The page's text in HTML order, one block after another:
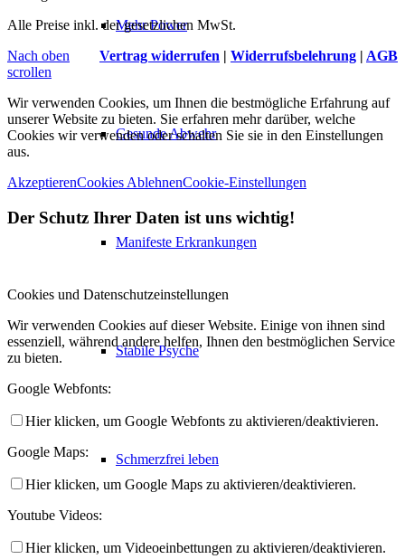
Mehr Power
Gesunde Abwehr
Manifeste Erkrankungen
Stabile Psyche
Schmerzfrei leben
Alle Preise inkl. der gesetzlichen MwSt.
Vertrag widerrufen | Widerrufsbelehrung | AGB
Nach oben
scrollen
Wir verwenden Cookies, um Ihnen die bestmögliche Erfahrung auf
unserer Website zu bieten. Sie erfahren mehr darüber, welche
Cookies wir verwenden oder schalten Sie sie in den Einstellungen
aus.
AkzeptierenCookies AblehnenCookie-Einstellungen
Der Schutz Ihrer Daten ist uns wichtig!
Cookies und Datenschutzeinstellungen
Wir verwenden Cookies auf dieser Website. Einige von ihnen sind
essenziell, während andere helfen, Ihnen den bestmöglichen Service
zu bieten.
Google Webfonts:
Hier klicken, um Google Webfonts zu aktivieren/deaktivieren.
Google Maps:
Hier klicken, um Google Maps zu aktivieren/deaktivieren.
Youtube Videos:
Hier klicken, um Videoeinbettungen zu aktivieren/deaktivieren.